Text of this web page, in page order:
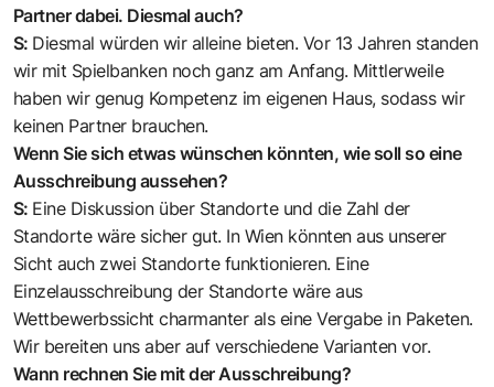
Partner dabei. Diesmal auch?
S: Diesmal würden wir alleine bieten. Vor 13 Jahren standen
wir mit Spielbanken noch ganz am Anfang. Mittlerweile
haben wir genug Kompetenz im eigenen Haus, sodass wir
keinen Partner brauchen.
Wenn Sie sich etwas wünschen könnten, wie soll so eine
Ausschreibung aussehen?
S: Eine Diskussion über Standorte und die Zahl der
Standorte wäre sicher gut. In Wien könnten aus unserer
Sicht auch zwei Standorte funktionieren. Eine
Einzelausschreibung der Standorte wäre aus
Wettbewerbssicht charmanter als eine Vergabe in Paketen.
Wir bereiten uns aber auf verschiedene Varianten vor.
Wann rechnen Sie mit der Ausschreibung?